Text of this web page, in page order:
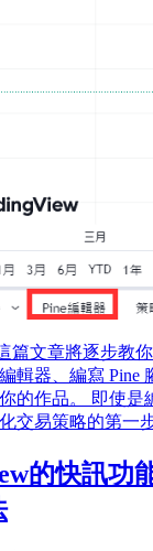
篇文章將逐步教
輯器、編寫 Pine
的作品。 即使是
交易策略的第一步
的快訊功